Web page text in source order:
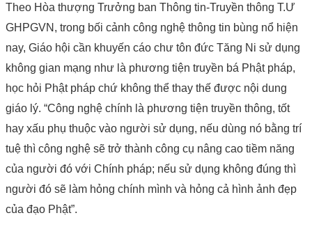
Theo Hòa thượng Trưởng ban Thông tin-Truyền thông T.Ư
GHPGVN, trong bối cảnh công nghệ thông tin bùng nổ hiện
nay, Giáo hội cần khuyến cáo chư tôn đức Tăng Ni sử dụng
không gian mạng như là phương tiện truyền bá Phật pháp,
học hỏi Phật pháp chứ không thể thay thế được nội dung
giáo lý. “Công nghệ chính là phương tiện truyền thông, tốt
hay xấu phụ thuộc vào người sử dụng, nếu dùng nó bằng trí
tuệ thì công nghệ sẽ trở thành công cụ nâng cao tiềm năng
của người đó với Chính pháp; nếu sử dụng không đúng thì
người đó sẽ làm hỏng chính mình và hỏng cả hình ảnh đẹp
của đạo Phật”.